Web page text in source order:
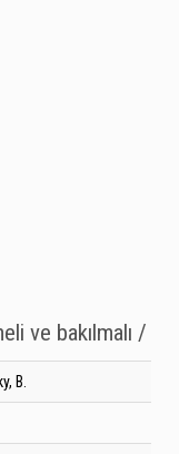
ve bakılmalı /
B.